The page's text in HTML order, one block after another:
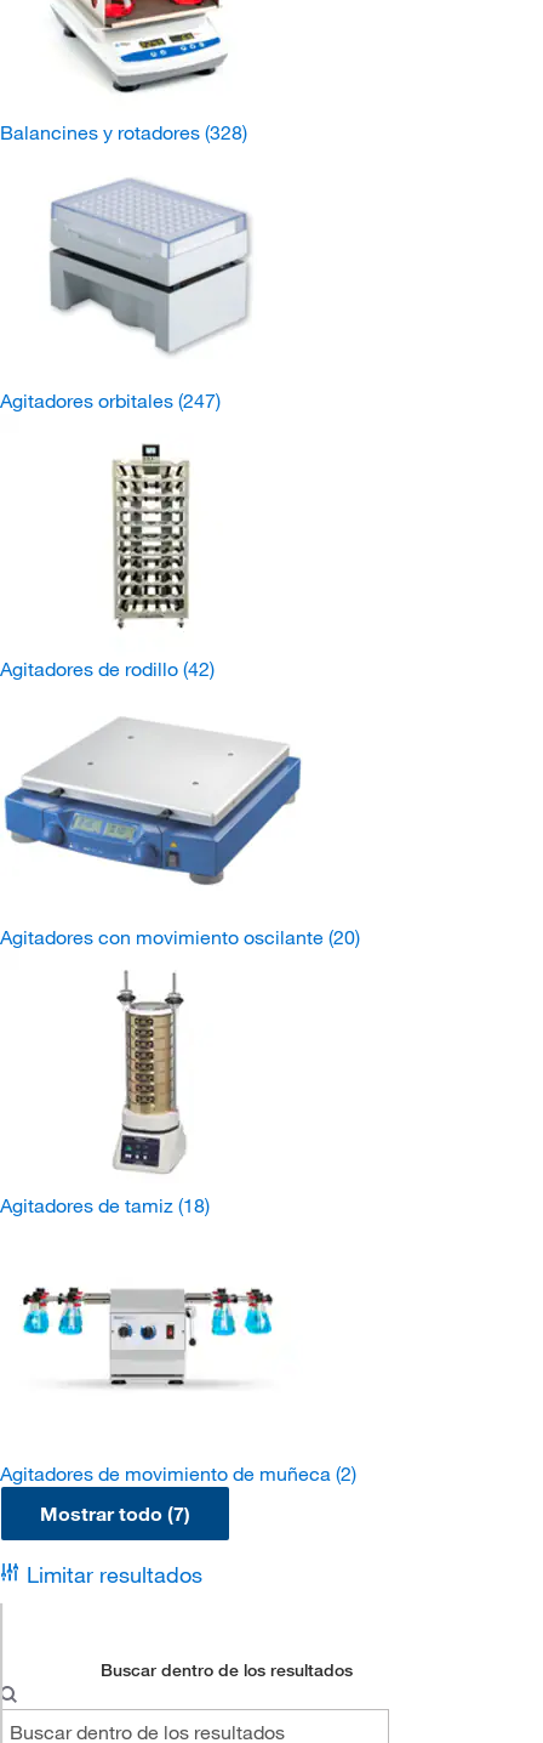
Balancines y rotadores (328)
Agitadores orbitales (247)
Agitadores de rodillo (42)
Agitadores con movimiento oscilante (20)
Agitadores de tamiz (18)
Agitadores de movimiento de muñeca (2)
Mostrar todo (7)
Limitar resultados
Buscar dentro de los resultados